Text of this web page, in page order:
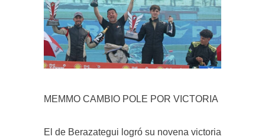
MEMMO CAMBIO POLE POR VICTORIA
El de Berazategui logró su novena victoria